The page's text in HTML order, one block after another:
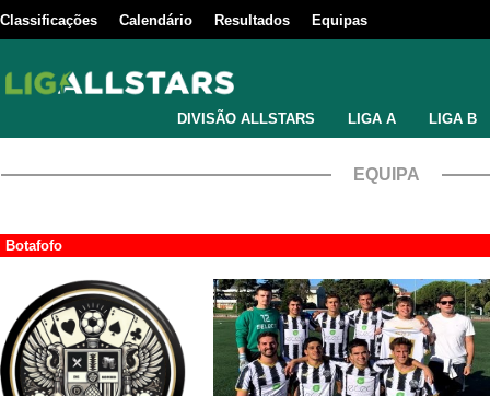
Classificações Calendário Resultados Equipas
DIVISÃO ALLSTARS LIGA A LIGA B
EQUIPA
Botafofo